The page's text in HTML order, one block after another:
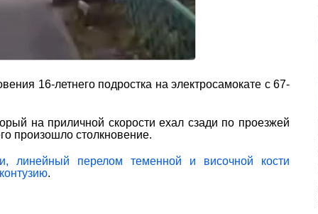
16-летнего подростка на электросамокате с 67-
на приличной скорости ехал сзади по проезжей
произошло столкновение.
линейный перелом теменной и височной кости
.